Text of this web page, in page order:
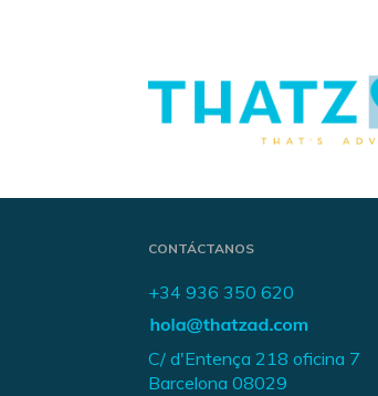
CONTÁCTANOS
+34 936 350 620
C/ d'Entença 218 oficina 7
Barcelona 08029